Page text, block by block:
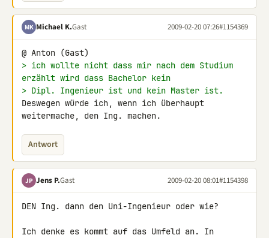
MK Michael K.Gast 2009-02-20 07:26#1154369
> ich wollte nicht dass mir nach dem Studium
erzählt wird dass Bachelor kein
> Dipl. Ingenieur ist und kein Master ist.
Deswegen würde ich, wenn ich überhaupt
weitermache, den Ing. machen.
Antwort
JP Jens P.Gast 2009-02-20 08:01#1154398
DEN Ing. dann den Uni-Ingenieur oder wie?
Ich denke es kommt auf das Umfeld an. In